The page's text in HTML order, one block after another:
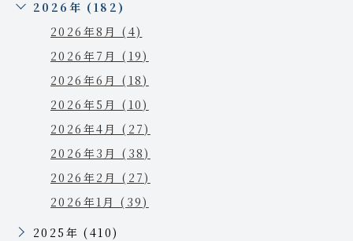
2026年 (182)
2026年8月 (4)
2026年7月 (19)
2026年6月 (18)
2026年5月 (10)
2026年4月 (27)
2026年3月 (38)
2026年2月 (27)
2026年1月 (39)
2025年 (410)